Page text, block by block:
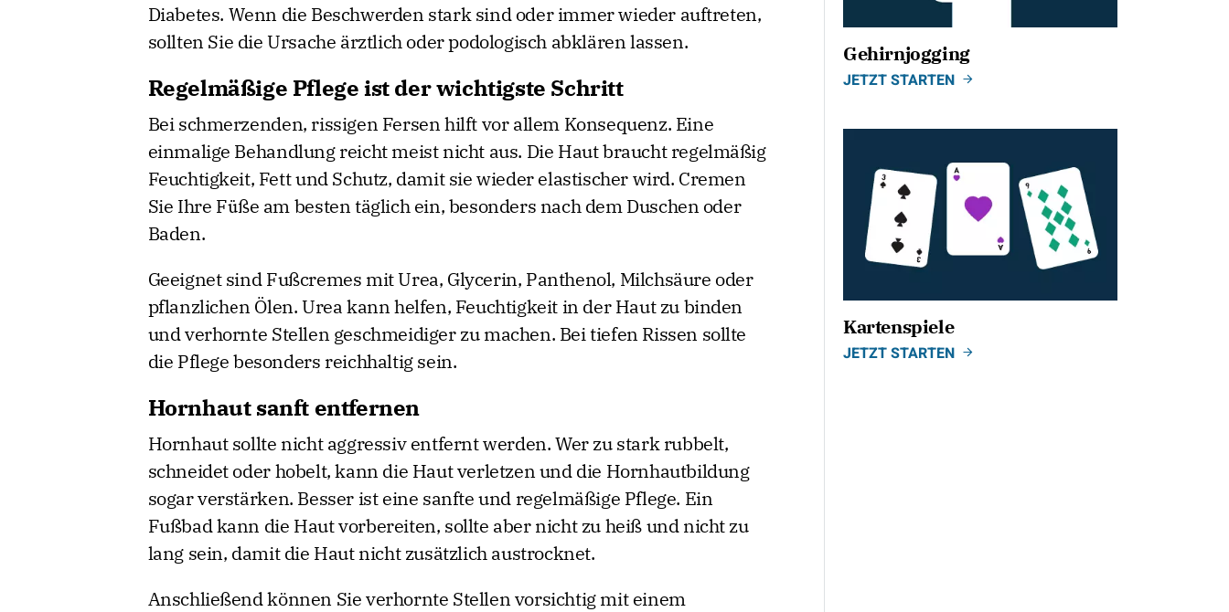
Diabetes. Wenn die Beschwerden stark sind oder immer wieder auftreten,
sollten Sie die Ursache ärztlich oder podologisch abklären lassen.
Regelmäßige Pflege ist der wichtigste Schritt
Bei schmerzenden, rissigen Fersen hilft vor allem Konsequenz. Eine
einmalige Behandlung reicht meist nicht aus. Die Haut braucht regelmäßig
Feuchtigkeit, Fett und Schutz, damit sie wieder elastischer wird. Cremen
Sie Ihre Füße am besten täglich ein, besonders nach dem Duschen oder
Baden.
Geeignet sind Fußcremes mit Urea, Glycerin, Panthenol, Milchsäure oder
pflanzlichen Ölen. Urea kann helfen, Feuchtigkeit in der Haut zu binden
und verhornte Stellen geschmeidiger zu machen. Bei tiefen Rissen sollte
die Pflege besonders reichhaltig sein.
Hornhaut sanft entfernen
Hornhaut sollte nicht aggressiv entfernt werden. Wer zu stark rubbelt,
schneidet oder hobelt, kann die Haut verletzen und die Hornhautbildung
sogar verstärken. Besser ist eine sanfte und regelmäßige Pflege. Ein
Fußbad kann die Haut vorbereiten, sollte aber nicht zu heiß und nicht zu
lang sein, damit die Haut nicht zusätzlich austrocknet.
Anschließend können Sie verhornte Stellen vorsichtig mit einem
Gehirnjogging
JETZT STARTEN
Kartenspiele
JETZT STARTEN